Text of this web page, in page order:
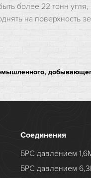
более 22 тонн
на поверхность
Соединения
БРС давлением
БРС давлением